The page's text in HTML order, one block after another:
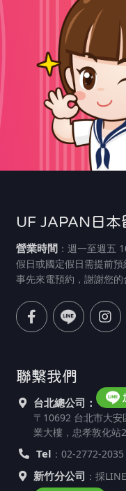
UF JAPAN日本
營業時間 ：週一至週五
假日或國定假日需提前
事先來電預約，謝謝您的
聯繫我們
台北總公司：
〒10692 台北市大
業大樓，忠孝敦化站
Tel ：02-2772-2035
新竹分公司 ：採